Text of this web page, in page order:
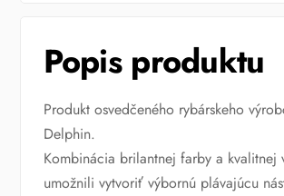
Popis produktu
Produkt osvedčeného rybárskeho
Delphin.
Kombinácia brilantnej farby a kvalitnej
umožnili vytvoriť výbornú plávajúcu